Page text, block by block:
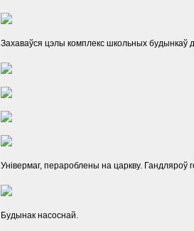
Захаваўся цэлы комплекс школьных будынкаў
Універмаг, перароблены на царкву. Гандляроў
Будынак насоснай.